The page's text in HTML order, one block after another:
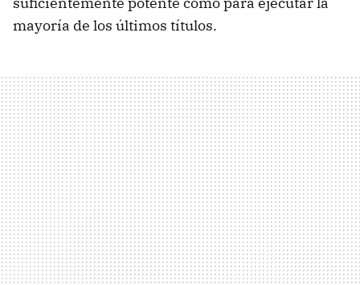
mayoría de los últimos títulos.